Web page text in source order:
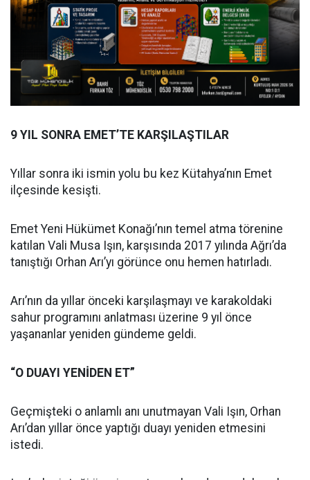
9 YIL SONRA EMET’TE KARŞILAŞTILAR
Yıllar sonra iki ismin yolu bu kez Kütahya’nın Emet
ilçesinde kesişti.
Emet Yeni Hükümet Konağı’nın temel atma törenine
katılan Vali Musa Işın, karşısında 2017 yılında Ağrı’da
tanıştığı Orhan Arı’yı görünce onu hemen hatırladı.
Arı’nın da yıllar önceki karşılaşmayı ve karakoldaki
sahur programını anlatması üzerine 9 yıl önce
yaşananlar yeniden gündeme geldi.
“O DUAYI YENİDEN ET”
Geçmişteki o anlamlı anı unutmayan Vali Işın, Orhan
Arı’dan yıllar önce yaptığı duayı yeniden etmesini
istedi.